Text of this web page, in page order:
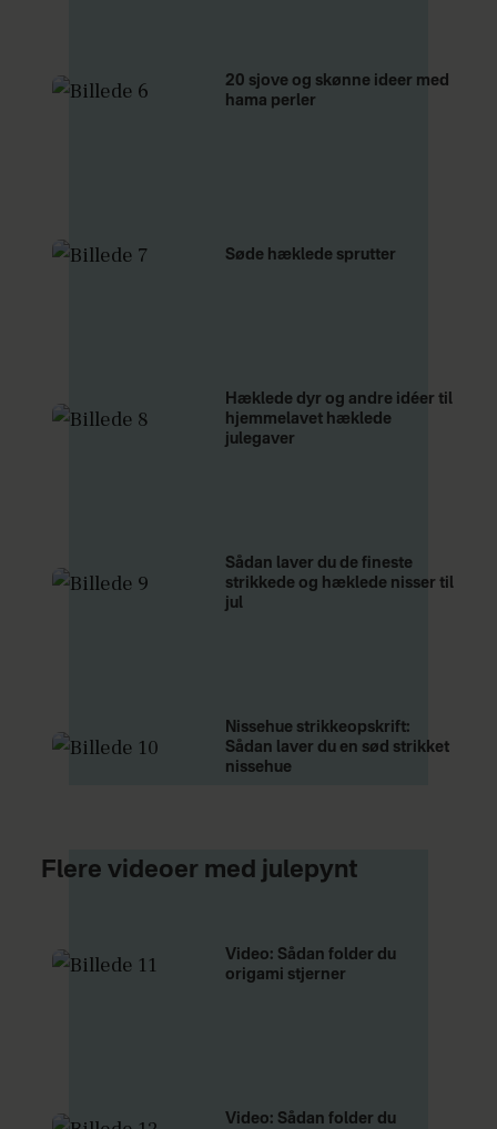
20 sjove og skønne ideer med
hama perler
Søde hæklede sprutter
Hæklede dyr og andre idéer til
hjemmelavet hæklede
julegaver
Sådan laver du de fineste
strikkede og hæklede nisser til
jul
Nissehue strikkeopskrift:
Sådan laver du en sød strikket
nissehue
Flere videoer med julepynt
Video: Sådan folder du
origami stjerner
Video: Sådan folder du